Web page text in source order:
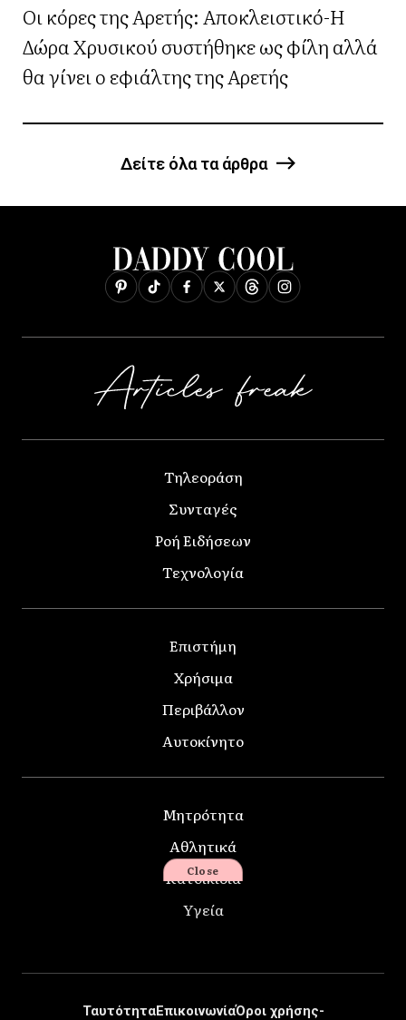
Οι κόρες της Αρετής: Αποκλειστικό-Η
Δώρα Χρυσικού συστήθηκε ως φίλη αλλά
θα γίνει ο εφιάλτης της Αρετής
Δείτε όλα τα άρθρα
Τηλεοράση
Συνταγές
Ροή Ειδήσεων
Τεχνολογία
Επιστήμη
Χρήσιμα
Περιβάλλον
Αυτοκίνητο
Μητρότητα
Αθλητικά
Κατοικίδια
Υγεία
ΤαυτότηταΕπικοινωνίαΌροι χρήσης-
Close